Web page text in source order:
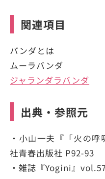
関連項目
バンダとは
ムーラバンダ
ジャランダラバンダ
出典・参照元
・小山一夫『「火の
社青春出版社 P92-93
・雑誌『Yogini』